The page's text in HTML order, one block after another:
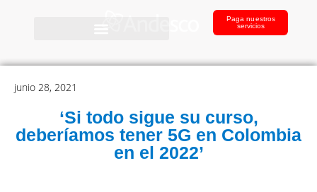
Paga nuestros
servicios
junio 28, 2021
‘Si todo sigue su curso,
deberíamos tener 5G en Colombia
en el 2022’